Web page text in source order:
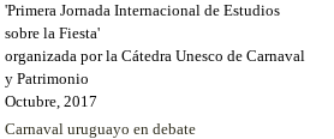
'Primera Jornada Internacional de Estudios
sobre la Fiesta'
organizada por la Cátedra Unesco de Carnaval
y Patrimonio
Octubre, 2017
Carnaval uruguayo en debate